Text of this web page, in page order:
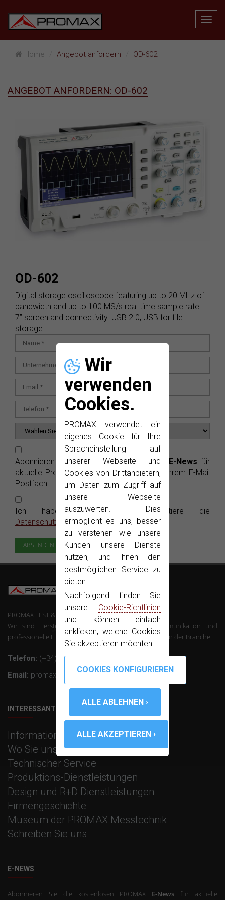
Wir
verwenden
Cookies.
PROMAX verwendet ein
eigenes Cookie für Ihre
Spracheinstellung auf
unserer Webseite und
Cookies von Drittanbietern,
um Daten zum Zugriff auf
unsere Webseite
auszuwerten. Dies
ermöglicht es uns, besser
zu verstehen wie unsere
Kunden unsere Dienste
nutzen, und ihnen den
bestmöglichen Service zu
bieten.
Nachfolgend finden Sie
unsere Cookie-Richtlinien
und können einfach
anklicken, welche Cookies
Sie akzeptieren möchten.
Home Angebot anfordern OD-602
ANGEBOT ANFORDERN: OD-602
OD-602
Digital storage oscilloscope featuring up to 20 MHz of
bandwidth and up to 100 MS/s real time sample rate.
7” screen and connectivity: USB 2.0, USB for file
storage.
Abonnieren Sie die kostenlosen PROMAX E-News für
aktuelle Produktinformationen bequem in Ihrem E-Mail
Postfach.
Ich habe gelesen und akzeptiere die
Datenschutzerklärung
PROMAX TEST & MEASUREMENT, SLU ©
Wir sind Hersteller von Mess-Geräte der Telekommunikation und
professionelle Elektronik mit über 50 Jahren Erfahrung in der Branche.
Telefon: (+34) 931 847 700
Email: promax@promax.es
INTERESSANTS LINKS
Informationen zum Unternehmen
Wo Sie uns finden
Technischer Service
Produktions-Dienstleistungen
Design und R+D Dienstleistungen
Firmengeschichte
Museum der PROMAX Messtechnik
Schreiben Sie uns
E-NEWS
Abonnieren Sie die kostenlosen PROMAX E-News für aktuelle